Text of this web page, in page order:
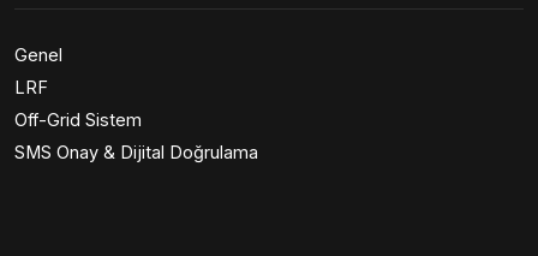
Genel
LRF
Off-Grid Sistem
SMS Onay & Dijital Doğrulama